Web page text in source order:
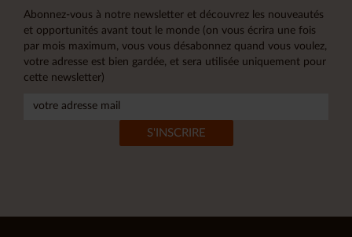
Abonnez-vous à notre newsletter et découvrez les nouveautés
et opportunités avant tout le monde (on vous écrira une fois
par mois maximum, vous vous désabonnez quand vous voulez,
votre adresse est bien gardée, et sera utilisée uniquement pour
cette newsletter)